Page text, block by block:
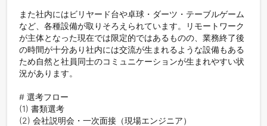
また社内にはビリヤード台や卓球・ダーツ・テーブルゲーム
など、各種設備が取りそろえられています。リモートワーク
が主体となった現在では限定的ではあるものの、業務終了後
の時間が十分あり社内には交流が生まれるような設備もある
ため自然と社員同士のコミュニケーションが生まれやすい状
況があります。
# 選考フロー
(1) 書類選考
(2) 会社説明会・一次面接（現場エンジニア）